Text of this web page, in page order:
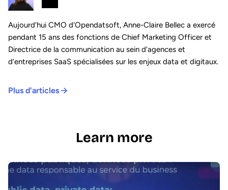
Aujourd’hui CMO d'Opendatsoft, Anne-Claire Bellec a exercé
pendant 15 ans des fonctions de Chief Marketing Officer et
Directrice de la communication au sein d’agences et
d’entreprises SaaS spécialisées sur les enjeux data et digitaux.
Plus d'articles
Learn more